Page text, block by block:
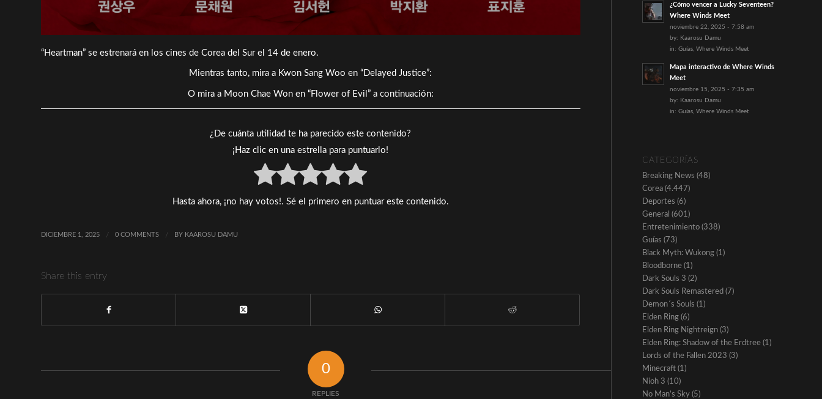
“Heartman” se estrenará en los cines de Corea del Sur el 14 de enero.
Mientras tanto, mira a Kwon Sang Woo en “Delayed Justice”:
O mira a Moon Chae Won en “Flower of Evil” a continuación:
¿De cuánta utilidad te ha parecido este contenido?
¡Haz clic en una estrella para puntuarlo!
Hasta ahora, ¡no hay votos!. Sé el primero en puntuar este contenido.
DICIEMBRE 1, 2025 / 0 COMMENTS / BY KAAROSU DAMU
Share this entry
0
REPLIES
¿Cómo vencer a Lucky Seventeen?
Where Winds Meet
noviembre 22, 2025 - 7:58 am
by: Kaarosu Damu
in: Guías, Where Winds Meet
Mapa interactivo de Where Winds
Meet
noviembre 15, 2025 - 7:35 am
by: Kaarosu Damu
in: Guías, Where Winds Meet
CATEGORÍAS
Breaking News (48)
Corea(4.447)
Deportes (6)
General (601)
Entretenimiento(338)
Guías (73)
Black Myth: Wukong(1)
Bloodborne(1)
Dark Souls 3 (2)
Dark Souls Remastered (7)
Demon´s Souls (1)
Elden Ring(6)
Elden Ring Nightreign(3)
Elden Ring: Shadow of the Erdtree(1)
Lords of the Fallen 2023 (3)
Minecraft(1)
Nioh 3 (10)
No Man’s Sky(5)